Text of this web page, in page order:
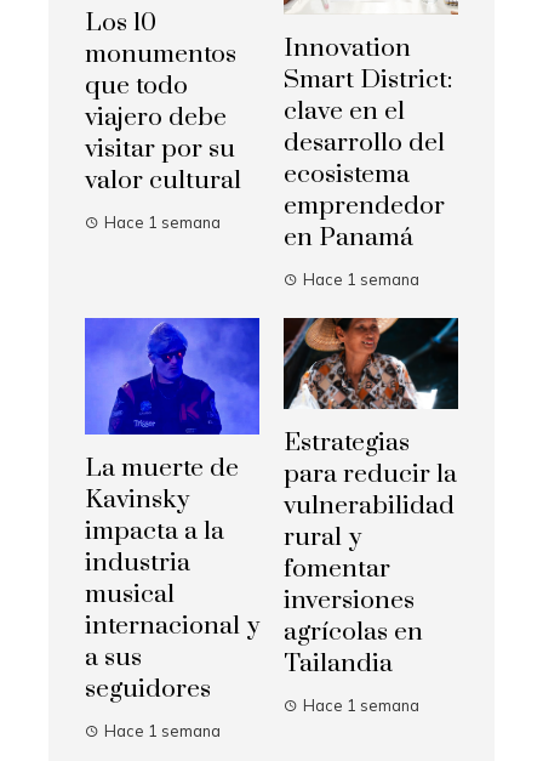
Los 10
monumentos
que todo
viajero debe
visitar por su
valor cultural
Hace 1 semana
Innovation
Smart District:
clave en el
desarrollo del
ecosistema
emprendedor
en Panamá
Hace 1 semana
La muerte de
Kavinsky
impacta a la
industria
musical
internacional y
a sus
seguidores
Hace 1 semana
Estrategias
para reducir la
vulnerabilidad
rural y
fomentar
inversiones
agrícolas en
Tailandia
Hace 1 semana